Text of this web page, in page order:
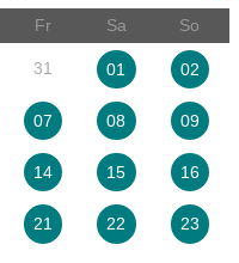
Fr Sa So
31 01 02
07 08 09
14 15 16
21 22 23